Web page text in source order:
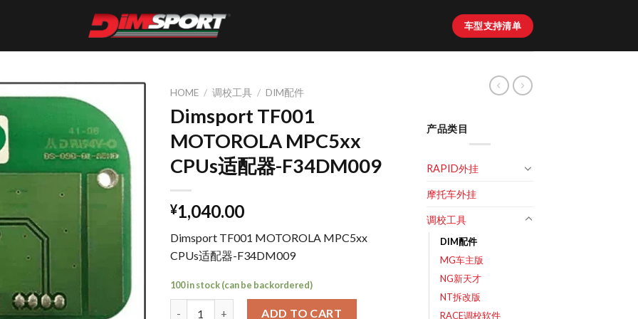
车型支持清单
HOME / 调校工具 / DIM配件
Dimsport TF001
MOTOROLA MPC5xx
CPUs适配器-F34DM009
¥1,040.00
Dimsport TF001 MOTOROLA MPC5xx
CPUs适配器-F34DM009
100 in stock (can be backordered)
ADD TO CART
产品类目
RAPID外挂
摩托车外挂
调校工具
DIM配件
MG车主版
NG新天才
NT拆改版
RACE调校软件